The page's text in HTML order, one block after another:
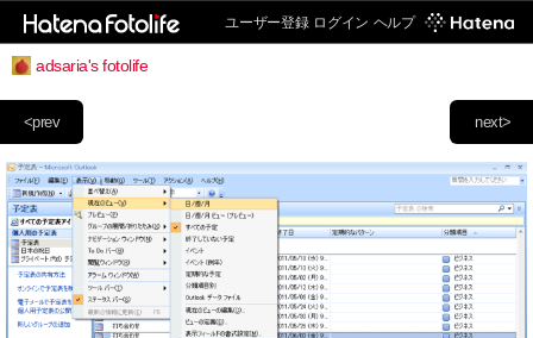
ユーザー登録 ログイン ヘルプ
adsaria's fotolife
next>
<prev